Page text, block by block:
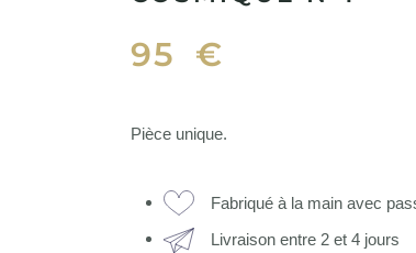
95 €
Pièce unique.
Fabriqué à la main avec
Livraison entre 2 et 4 jours